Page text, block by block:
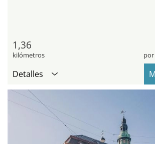
1,36
kilómetros
Detalles